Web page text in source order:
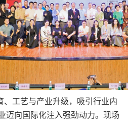
、工艺与产业升级，吸引行业内
迈向国际化注入强劲动力。现场